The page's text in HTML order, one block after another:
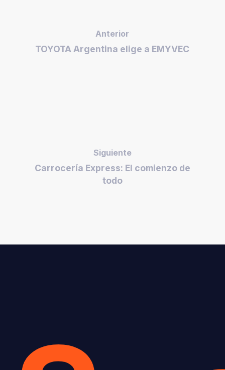
Anterior
TOYOTA Argentina elige a EMYVEC
Siguiente
Carrocería Express: El comienzo de
todo